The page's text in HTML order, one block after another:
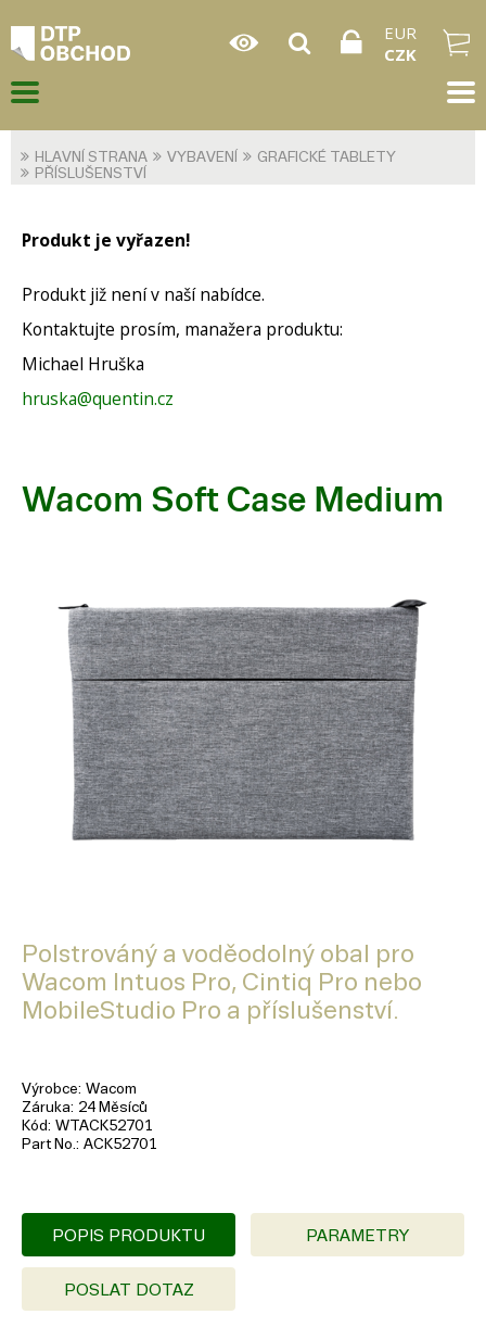
EUR
CZK
HLAVNÍ STRANA VYBAVENÍ
GRAFICKÉ TABLETY
PŘÍSLUŠENSTVÍ
Produkt je vyřazen!
Produkt již není v naší nabídce.
Kontaktujte prosím, manažera produktu:
Michael Hruška
hruska@quentin.cz
Wacom Soft Case Medium
Polstrováný a voděodolný obal pro
Wacom Intuos Pro, Cintiq Pro nebo
MobileStudio Pro a příslušenství.
Výrobce Wacom
Záruka 24 Měsíců
Kód WTACK52701
Part No. ACK52701
POPIS PRODUKTU PARAMETRY
POSLAT DOTAZ